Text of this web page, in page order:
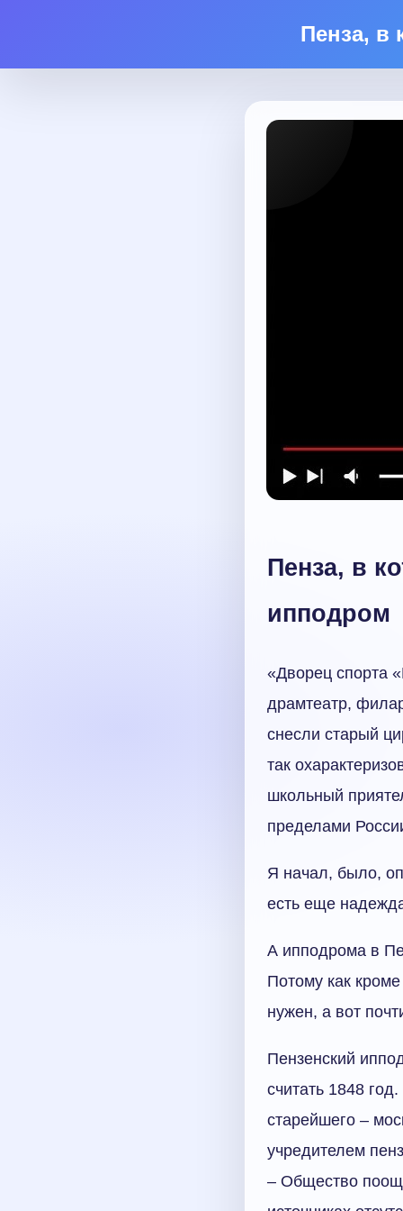
Пенза, в
Пенза, в
ипподром
«Дворец спорта
драмтеатр,
снесли старый
так
школьный
пределами
Я начал, было,
есть еще
А ипподрома в
Потому как
нужен, а вот
Пензенский
считать 1848
старейшего –
учредителем
– Общество